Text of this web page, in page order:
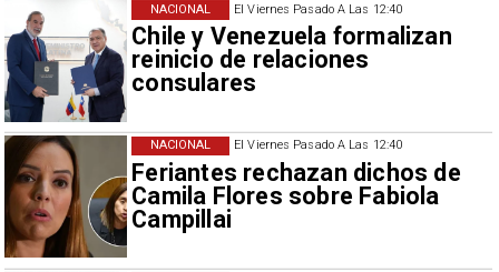
El Viernes Pasado A Las 12:40
Chile y Venezuela formalizan
reinicio de relaciones
consulares
NACIONAL
El Viernes Pasado A Las 12:40
Feriantes rechazan dichos de
Camila Flores sobre Fabiola
Campillai
NACIONAL